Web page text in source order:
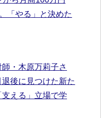
「やる」と決めた
師・木原万莉子さ
後に見つけた新た
える」立場で学